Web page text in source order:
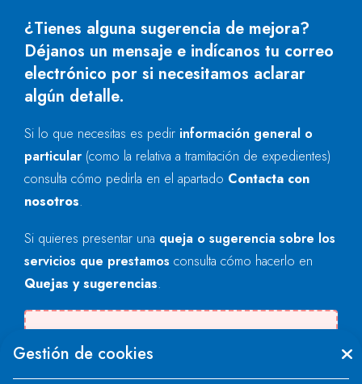
¿Tienes alguna sugerencia de mejora?
Déjanos un mensaje e indícanos tu correo
electrónico por si necesitamos aclarar
algún detalle.
Si lo que necesitas es pedir información general o
particular (como la relativa a tramitación de expedientes)
consulta cómo pedirla en el apartado Contacta con
nosotros.
Si quieres presentar una queja o sugerencia sobre los
servicios que prestamos consulta cómo hacerlo en
Quejas y sugerencias.
"text".
Gestión de cookies